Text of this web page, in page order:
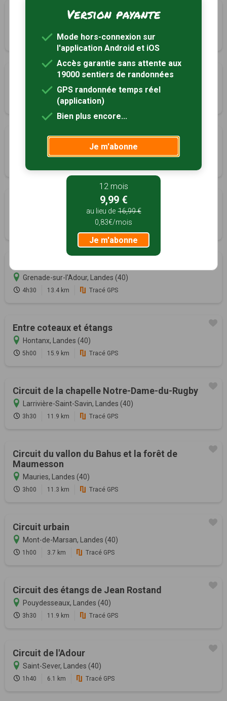
Circuit des étangs
6.6 km Tracé GPS
Circuit des airials
Gaillères, Landes (40)
6 km Tracé GPS
Circuit de Pichots
1h50
Geaune, Landes (40)
Tracé GPS
Grenade-sur-l'Adour, Landes (40)
4h30 13.4 km Tracé GPS
Entre coteaux et étangs
Hontanx, Landes (40)
5h00 15.9 km Tracé GPS
Circuit de la chapelle Notre-Dame-du-Rugby
Larrivière-Saint-Savin, Landes (40)
3h30 11.9 km Tracé GPS
Circuit du vallon du Bahus et la forêt de
Maumesson
Mauries, Landes (40)
3h00 11.3 km Tracé GPS
Circuit urbain
Mont-de-Marsan, Landes (40)
1h00 3.7 km Tracé GPS
Circuit des étangs de Jean Rostand
Pouydesseaux, Landes (40)
3h30 11.9 km Tracé GPS
Circuit de l'Adour
Saint-Sever, Landes (40)
1h40 6.1 km Tracé GPS
Version payante
Mode hors-connexion sur
l'application Android et iOS
Accès garantie sans attente aux
19000 sentiers de randonnées
GPS randonnée temps réel
(application)
Bien plus encore...
Je m'abonne
12 mois
9,99 €
au lieu de 16,99 €
0,83€/mois
Je m'abonne